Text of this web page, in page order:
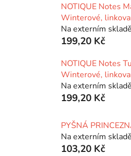
NOTIQUE Notes
Winterové,
Na externím skladě
199,20 Kč
NOTIQUE Notes
Winterové,
Na externím skladě
199,20 Kč
PYŠNÁ
Na externím skladě
103,20 Kč